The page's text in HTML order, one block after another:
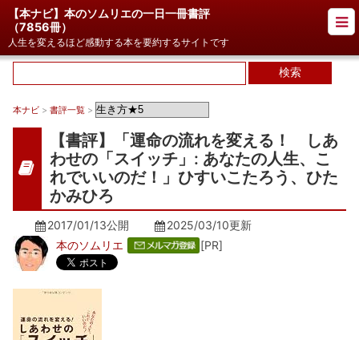
【本ナビ】本のソムリエの一日一冊書評
（7856冊）
人生を変えるほど感動する本を要約するサイトです
本ナビ > 書評一覧 >
【書評】「運命の流れを変える！ しあ
わせの「スイッチ」: あなたの人生、こ
れでいいのだ！」ひすいこたろう、ひた
かみひろ
2017/01/13公開 2025/03/10更新
本のソムリエ
[PR]